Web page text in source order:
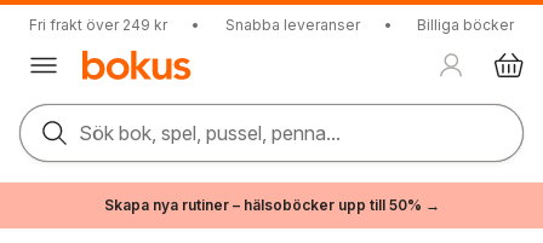
Fri frakt över 249 kr • Snabba leveranser • Billiga böcker
Sök bok, spel, pussel, penna...
Skapa nya rutiner – hälsoböcker upp till 50% →